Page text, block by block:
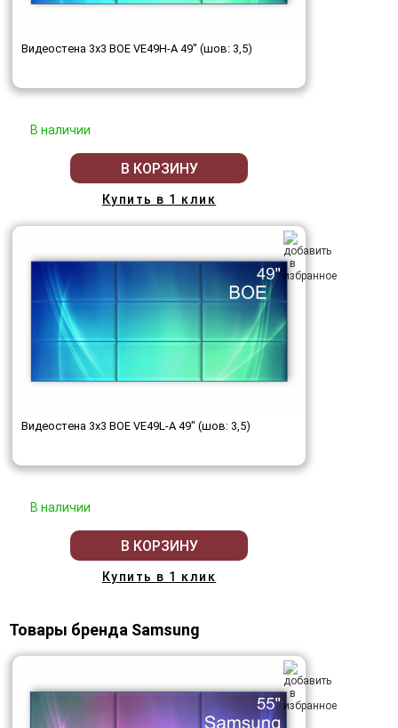
Видеостена 3x3 BOE VE49H-A 49" (шов: 3,5)
В наличии
В КОРЗИНУ
Купить в 1 клик
Видеостена 3x3 BOE VE49L-A 49" (шов: 3,5)
В наличии
В КОРЗИНУ
Купить в 1 клик
Товары бренда Samsung